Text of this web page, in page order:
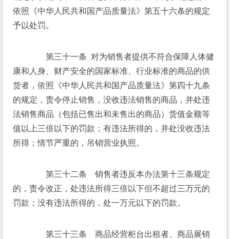
依照《中华人民共和国产品质量法》第五十六条的规定
予以处罚。
第三十一条  对为销售者提供不符合保障人体健
康和人身、财产安全的国家标准、行业标准的商品的供
货者，依照《中华人民共和国产品质量法》第四十九条
的规定，责令停止销售，没收违法销售的商品，并处违
法销售商品（包括已售出和未售出的商品）货值金额等
值以上三倍以下的罚款；有违法所得的，并处没收违法
所得；情节严重的，吊销营业执照。
第三十二条　销售者违反本办法第十三条规定
的，责令改正，处违法所得三倍以下但不超过三万元的
罚款；没有违法所得的，处一万元以下的罚款。
第三十三条　商品经营柜台出租者、商品展销